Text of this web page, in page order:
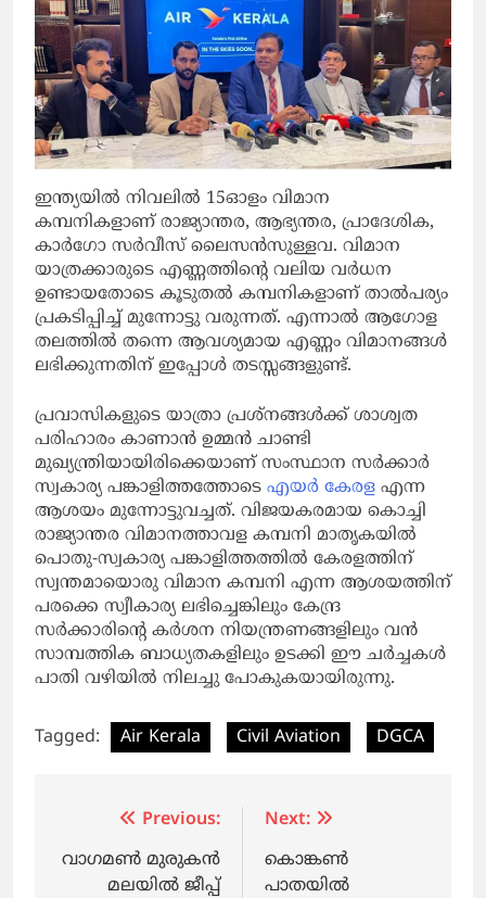
ഇന്ത്യയില്‍ നിവലില്‍ 15ഓളം വിമാന
കമ്പനികളാണ് രാജ്യാന്തര, ആഭ്യന്തര, പ്രാദേശിക,
കാർഗോ സര്‍വീസ് ലൈസന്‍സുള്ളവ. വിമാന
യാത്രക്കാരുടെ എണ്ണത്തിന്റെ വലിയ വര്‍ധന
ഉണ്ടായതോടെ കൂടുതല്‍ കമ്പനികളാണ് താല്‍പര്യം
പ്രകടിപ്പിച്ച് മുന്നോട്ടു വരുന്നത്. എന്നാല്‍ ആഗോള
തലത്തില്‍ തന്നെ ആവശ്യമായ എണ്ണം വിമാനങ്ങള്‍
ലഭിക്കുന്നതിന് ഇപ്പോള്‍ തടസ്സങ്ങളുണ്ട്.
പ്രവാസികളുടെ യാത്രാ പ്രശ്‌നങ്ങള്‍ക്ക് ശാശ്വത
പരിഹാരം കാണാന്‍ ഉമ്മന്‍ ചാണ്ടി
മുഖ്യന്ത്രിയായിരിക്കെയാണ് സംസ്ഥാന സര്‍ക്കാര്‍
സ്വകാര്യ പങ്കാളിത്തത്തോടെ എയര്‍ കേരള എന്ന
ആശയം മുന്നോട്ടുവച്ചത്. വിജയകരമായ കൊച്ചി
രാജ്യാന്തര വിമാനത്താവള കമ്പനി മാതൃകയില്‍
പൊതു-സ്വകാര്യ പങ്കാളിത്തത്തില്‍ കേരളത്തിന്
സ്വന്തമായൊരു വിമാന കമ്പനി എന്ന ആശയത്തിന്
പരക്കെ സ്വീകാര്യ ലഭിച്ചെങ്കിലും കേന്ദ്ര
സര്‍ക്കാരിന്റെ കര്‍ശന നിയന്ത്രണങ്ങളിലും വന്‍
സാമ്പത്തിക ബാധ്യതകളിലും ഉടക്കി ഈ ചര്‍ച്ചകള്‍
പാതി വഴിയില്‍ നിലച്ചു പോകുകയായിരുന്നു.
Tagged: Air Kerala Civil Aviation DGCA
navigation
Previous:
വാഗമണ്‍ മുരുകന്‍
മലയില്‍ ജീപ്പ്
Next:
കൊങ്കണ്‍
പാതയില്‍